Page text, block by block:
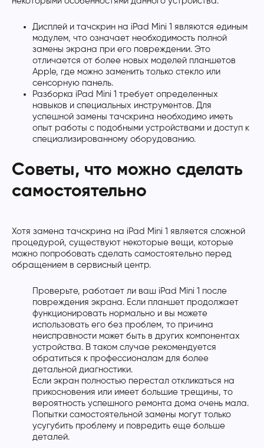
Дисплей и тачскрин на iPad Mini 1 являются единым
модулем, что означает необходимость полной
замены экрана при его повреждении. Это
отличается от более новых моделей планшетов
Apple, где можно заменить только стекло или
сенсорную панель.
Разборка iPad Mini 1 требует определенных
навыков и специальных инструментов. Для
успешной замены тачскрина необходимо иметь
опыт работы с подобными устройствами и доступ к
специализированному оборудованию.
Советы, что можно сделать
самостоятельно
Хотя замена тачскрина на iPad Mini 1 является сложной
процедурой, существуют некоторые вещи, которые
можно попробовать сделать самостоятельно перед
обращением в сервисный центр.
Проверьте, работает ли ваш iPad Mini 1 после
повреждения экрана. Если планшет продолжает
функционировать нормально и вы можете
использовать его без проблем, то причина
неисправности может быть в других компонентах
устройства. В таком случае рекомендуется
обратиться к профессионалам для более
детальной диагностики.
Если экран полностью перестал откликаться на
прикосновения или имеет большие трещины, то
вероятность успешного ремонта дома очень мала.
Попытки самостоятельной замены могут только
усугубить проблему и повредить еще больше
деталей.